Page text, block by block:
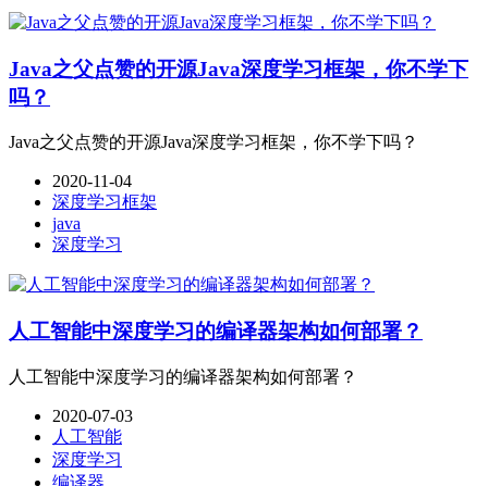
Java之父点赞的开源Java深度学习框架，你不学下
吗？
Java之父点赞的开源Java深度学习框架，你不学下吗？
2020-11-04
深度学习框架
java
深度学习
人工智能中深度学习的编译器架构如何部署？
人工智能中深度学习的编译器架构如何部署？
2020-07-03
人工智能
深度学习
编译器